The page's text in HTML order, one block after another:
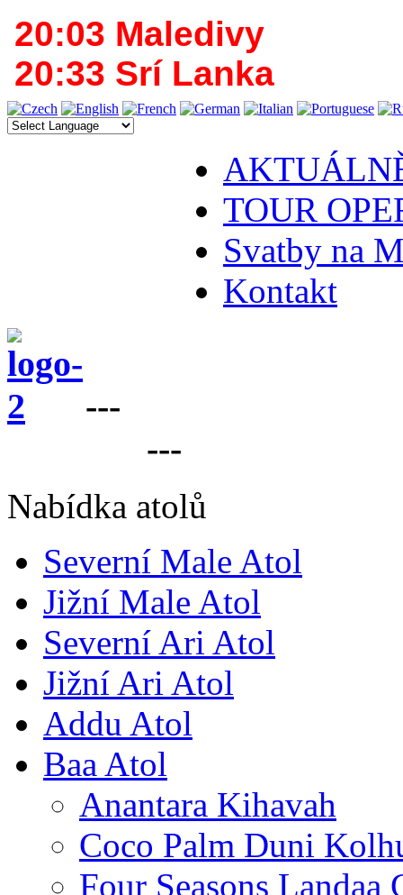
20:03 Maledivy
20:33 Srí Lanka
TOUR
Svatby na
Kontakt
---
---
Nabídka atolů
Severní Male Atol
Jižní Male Atol
Severní Ari Atol
Jižní Ari Atol
Addu Atol
Baa Atol
Anantara Kihavah
Coco Palm Duni
Four Seasons Landaa